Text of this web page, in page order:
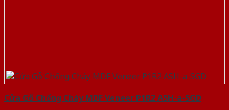
Cửa Gỗ Chống Cháy MDF Veneer P1R2 ASH-a-SGD